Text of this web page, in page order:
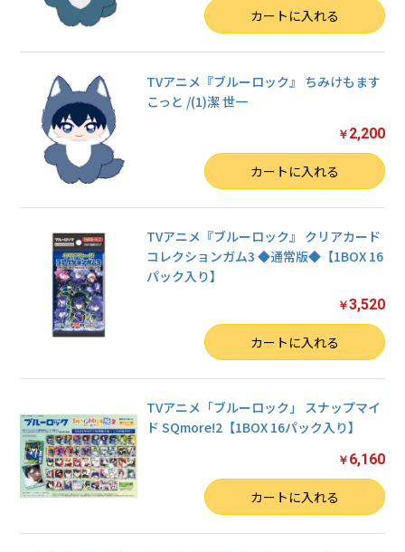
カートに入れる
TVアニメ『ブルーロック』 ちみけもます
こっと /(1)潔 世一
￥ 2,200
カートに入れる
TVアニメ『ブルーロック』 クリアカード
コレクションガム3 ◆通常版◆【1BOX 16
パック入り】
￥3,520
カートに入れる
TVアニメ「ブルーロック」 スナップマイ
ド SQmore!2【1BOX 16パック入り】
￥ 6,160
カートに入れる
カートへ進む